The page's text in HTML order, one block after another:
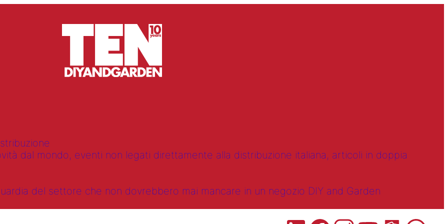
dal mondo, eventi non legati direttamente alla distribuzione italiana, articoli in doppia
del settore che non dovrebbero mai mancare in un negozio DIY and Garden